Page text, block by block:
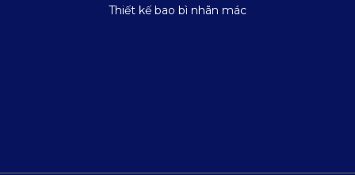
Thiết kế bao bì nhãn mác